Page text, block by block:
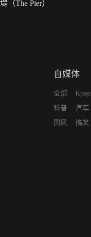
堤（The Pier）
自媒体
全部
科普
国风
Kpop
汽车
搞笑